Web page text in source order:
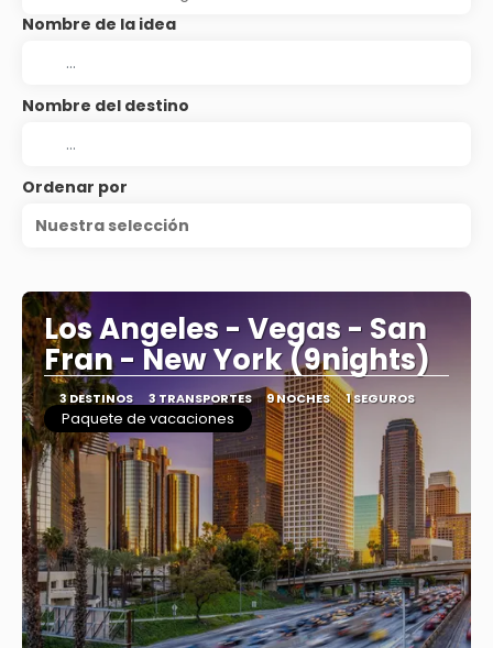
Nombre de la idea
Nombre del destino
Ordenar por
Nuestra selección
Los Angeles - Vegas - San
Fran - New York (9nights)
3 DESTINOS 3 TRANSPORTES 9 NOCHES 1 SEGUROS
Paquete de vacaciones